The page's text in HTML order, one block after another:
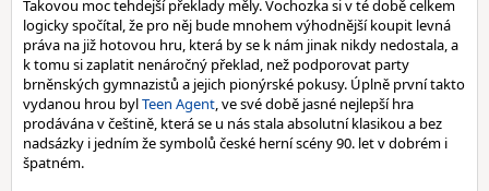
Takovou moc tehdejší překlady měly. Vochozka si v té době celkem
logicky spočítal, že pro něj bude mnohem výhodnější koupit levná
práva na již hotovou hru, která by se k nám jinak nikdy nedostala, a
k tomu si zaplatit nenáročný překlad, než podporovat party
brněnských gymnazistů a jejich pionýrské pokusy. Úplně první takto
vydanou hrou bylTeen Agent, ve své době jasné nejlepší hra
prodávána v češtině, která se u nás stala absolutní klasikou a bez
nadsázky i jedním že symbolů české herní scény 90. let v dobrém i
špatném.